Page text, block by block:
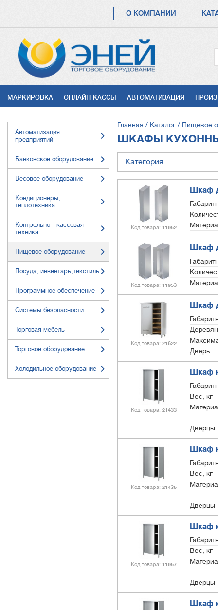
НАВИГАЦИЯ
О КОМПАНИИ
УСЛУГИ
МАРКИРОВКА ОНЛАЙН-КАССЫ АВТОМАТИЗАЦИЯ
Автоматизация
предприятий
Банковское оборудование
Весовое оборудование
Кондиционеры,
теплотехника
Контрольно - кассовая
техника
Пищевое оборудование
Посуда, инвентарь,текстиль
Программное обеспечение
Системы безопасности
Торговая мебель
Торговое оборудование
Холодильное оборудование
СТРОКА
НАВИГАЦИИ
Главная Каталог Пищевое
ШКАФЫ
Категория
Код товара 11952
Шкаф
Код товара 11953
Шкаф
Код товара 21622
Шкаф
Дверь
Код товара 21433
Шкаф
Вес, кг
Дверцы
Код товара 21435
Шкаф
Вес, кг
Дверцы
Код товара 11957
Шкаф
Вес, кг
Дверцы
Шкаф